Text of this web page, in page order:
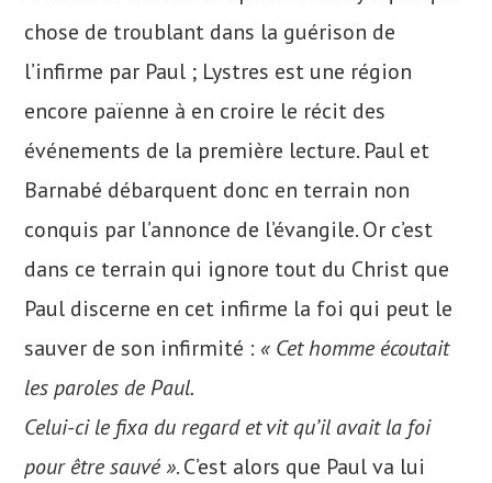
chose de troublant dans la guérison de
l’infirme par Paul ; Lystres est une région
encore païenne à en croire le récit des
événements de la première lecture. Paul et
Barnabé débarquent donc en terrain non
conquis par l’annonce de l’évangile. Or c’est
dans ce terrain qui ignore tout du Christ que
Paul discerne en cet infirme la foi qui peut le
sauver de son infirmité : « Cet homme écoutait
les paroles de Paul.
Celui-ci le fixa du regard et vit qu’il avait la foi
pour être sauvé ». C’est alors que Paul va lui